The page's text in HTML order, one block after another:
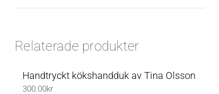
väljas
Relaterade produkter
Handtryckt kökshandduk av Tina Olsson
300.00kr